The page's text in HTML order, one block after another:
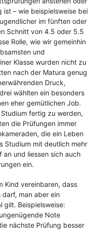
– wie beispielsweise bei
im fünften oder
Schnitt von 4.5 oder 5.5
Rolle, wie wir gemeinhin
und
Klasse wurden nicht zu
nach der Matura genug
Druck,
wählten ein besonders
eher gemütlichen Job.
fertig zu werden,
die Prüfungen immer
die ein Leben
Studium mit deutlich mehr
an und liessen sich auch
ein.
Kind vereinbaren, dass
darf, man aber ein
gilt. Beispielsweise:
Note
nächste Prüfung besser